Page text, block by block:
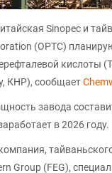
Sinopec и
(OPTC)
кислоты
КНР), сообщает
завода
в 2026 году.
Group (FEG),